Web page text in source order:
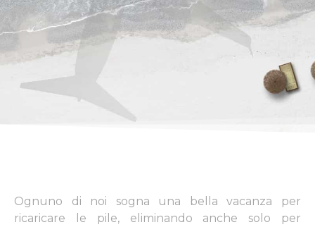
Ognuno di noi sogna una bella vacanza per
ricaricare le pile, eliminando anche solo per